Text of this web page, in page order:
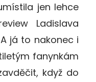
jen lehce
Ladislava
já to nakonec i
fanynkám
když do